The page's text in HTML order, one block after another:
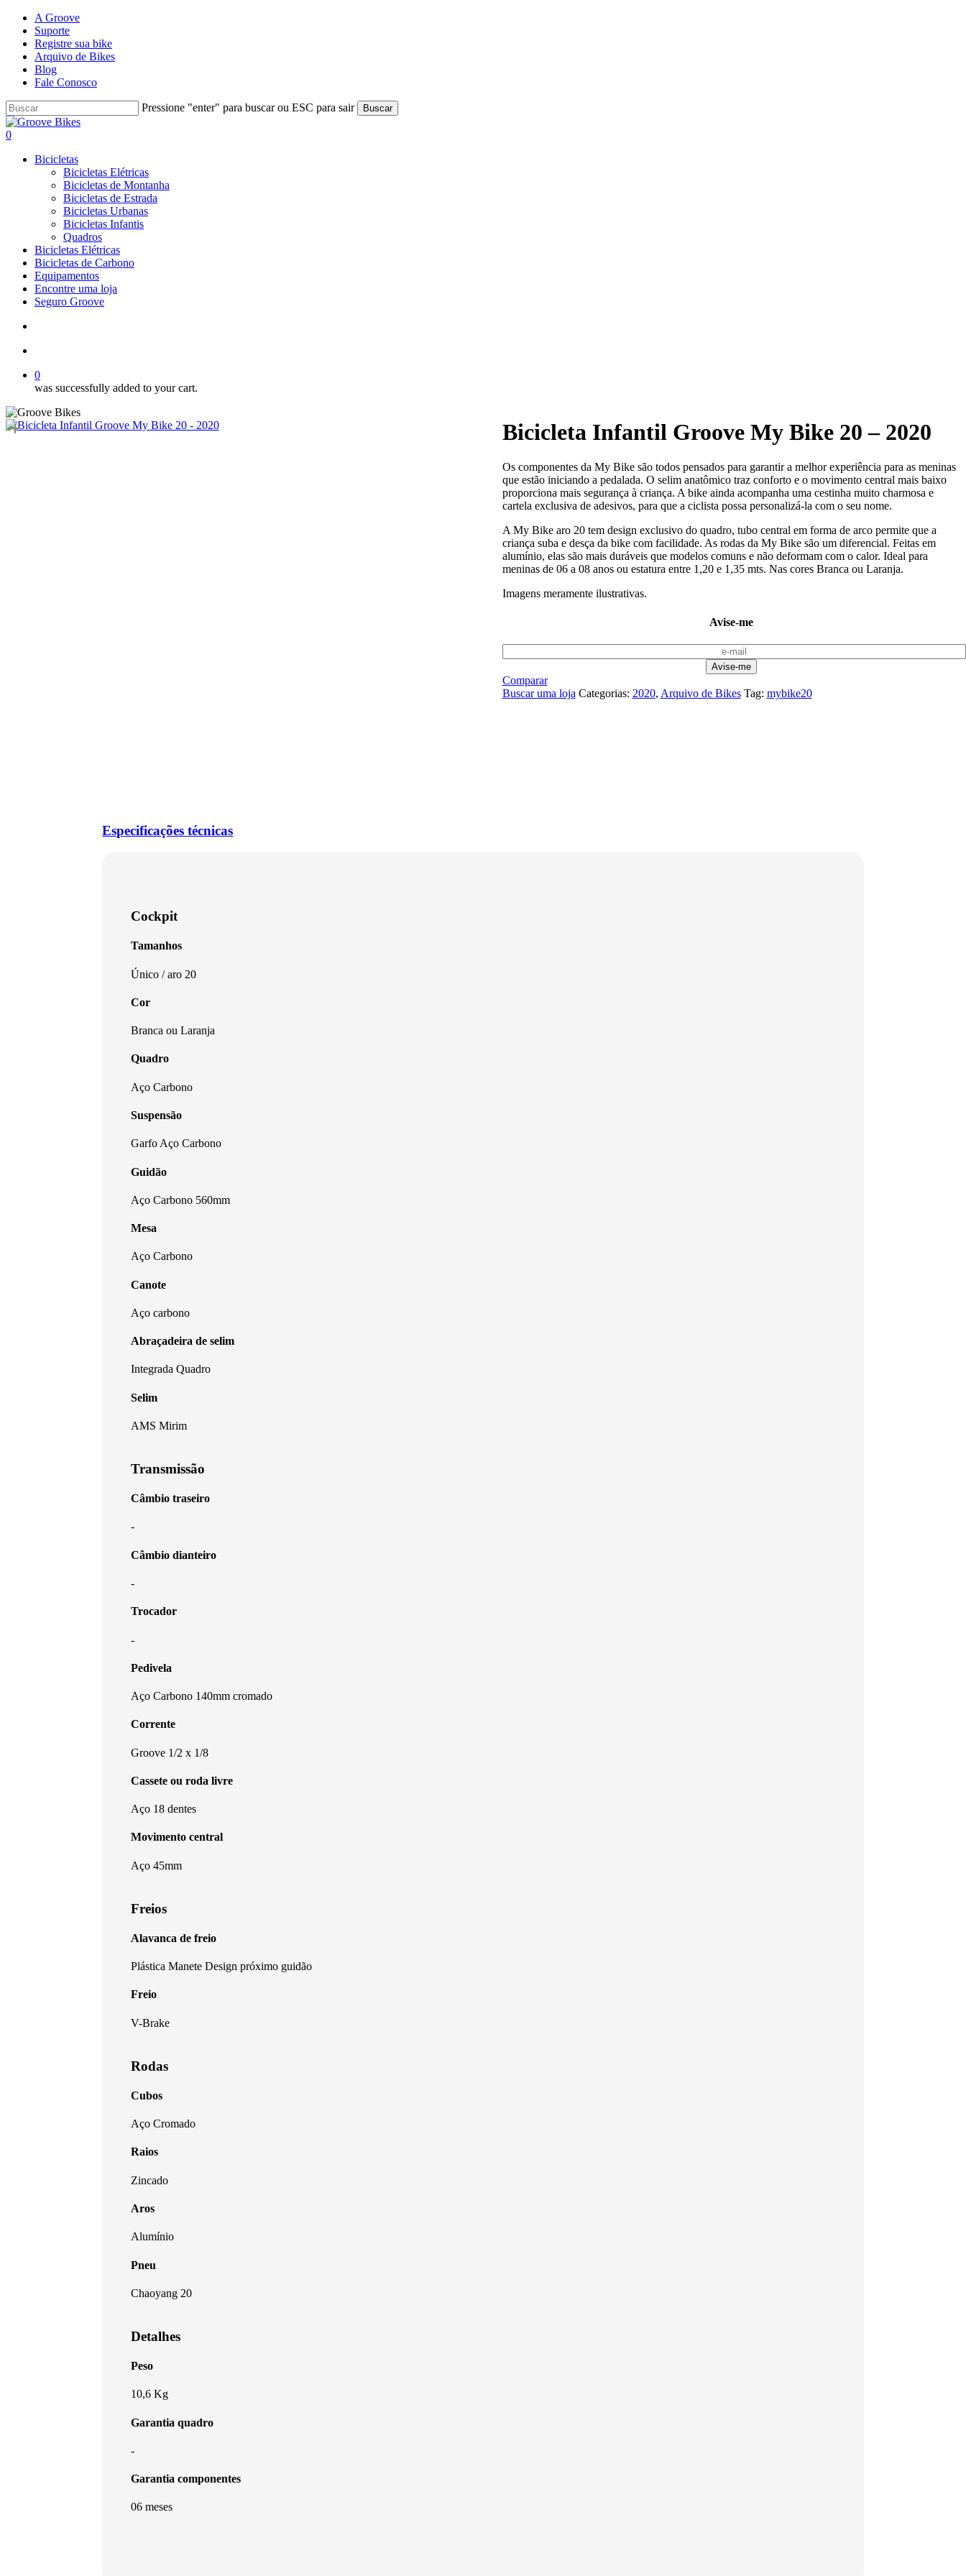
Skip
main
content
A Groove
Suporte
Registre sua bike
Arquivo de Bikes
Blog
Fale Conosco
Pressione "enter" para buscar ou ESC para sair Buscar
Close
Search
Buscar..
account
0
Bicicletas
Bicicletas Elétricas
Bicicletas de Montanha
Bicicletas de Estrada
Bicicletas Urbanas
Bicicletas Infantis
Quadros
Bicicletas Elétricas
Bicicletas de Carbono
Equipamentos
Encontre uma loja
Seguro Groove
0
was successfully added to your cart.
Bicicleta Infantil Groove My Bike 20 – 2020
Os componentes da My Bike são todos pensados para garantir a melhor experiência para as meninas
que estão iniciando a pedalada. O selim anatômico traz conforto e o movimento central mais baixo
proporciona mais segurança à criança. A bike ainda acompanha uma cestinha muito charmosa e
cartela exclusiva de adesivos, para que a ciclista possa personalizá-la com o seu nome.
A My Bike aro 20 tem design exclusivo do quadro, tubo central em forma de arco permite que a
criança suba e desça da bike com facilidade. As rodas da My Bike são um diferencial. Feitas em
alumínio, elas são mais duráveis que modelos comuns e não deformam com o calor. Ideal para
meninas de 06 a 08 anos ou estatura entre 1,20 e 1,35 mts. Nas cores Branca ou Laranja.
Imagens meramente ilustrativas.
Avise-me
Comparar
Buscar uma loja Categorias: 2020, Arquivo de Bikes Tag: mybike20
Especificações técnicas
Cockpit
Tamanhos
Único / aro 20
Cor
Branca ou Laranja
Quadro
Aço Carbono
Suspensão
Garfo Aço Carbono
Guidão
Aço Carbono 560mm
Mesa
Aço Carbono
Canote
Aço carbono
Abraçadeira de selim
Integrada Quadro
Selim
AMS Mirim
Transmissão
Câmbio traseiro
-
Câmbio dianteiro
-
Trocador
-
Pedivela
Aço Carbono 140mm cromado
Corrente
Groove 1/2 x 1/8
Cassete ou roda livre
Aço 18 dentes
Movimento central
Aço 45mm
Freios
Alavanca de freio
Plástica Manete Design próximo guidão
Freio
V-Brake
Rodas
Cubos
Aço Cromado
Raios
Zincado
Aros
Alumínio
Pneu
Chaoyang 20
Detalhes
Peso
10,6 Kg
Garantia quadro
-
Garantia componentes
06 meses